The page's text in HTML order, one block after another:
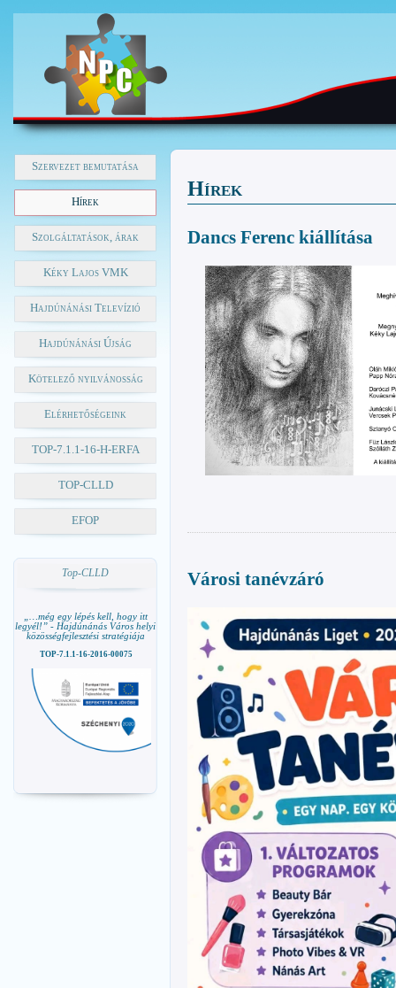
Szervezet bemutatása
Hírek
Szolgáltatások, árak
Kéky Lajos VMK
Hajdúnánási Televízió
Hajdúnánási Újság
Kötelező nyilvánosság
Elérhetőségeink
TOP-7.1.1-16-H-ERFA
TOP-CLLD
EFOP
Top-CLLD
„…még egy lépés kell, hogy itt
legyél!” - Hajdúnánás Város helyi
közösségfejlesztési stratégiája
TOP-7.1.1-16-2016-00075
Hírek
Dancs Ferenc kiállítása
Városi tanévzáró